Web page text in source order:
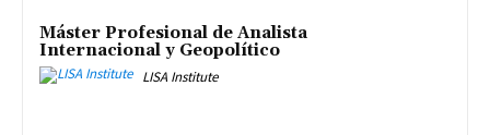
Máster Profesional de Analista
Internacional y Geopolítico
LISA Institute